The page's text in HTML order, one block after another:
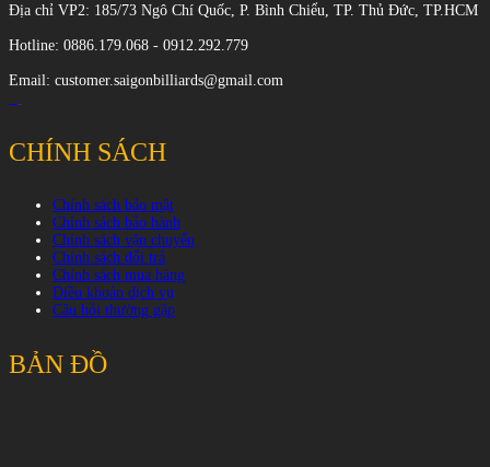
Địa chỉ VP2: 185/73 Ngô Chí Quốc, P. Bình Chiểu, TP. Thủ Đức, TP.HCM
Hotline: 0886.179.068 - 0912.292.779
Email: customer.saigonbilliards@gmail.com
CHÍNH SÁCH
Chính sách bảo mật
Chính sách bảo hành
Chính sách vận chuyển
Chính sách đổi trả
Chính sách mua hàng
Điều khoản dịch vụ
Câu hỏi thường gặp
BẢN ĐỒ